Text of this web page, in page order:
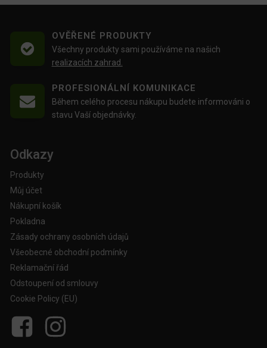
OVĚŘENÉ PRODUKTY
Všechny produkty sami používáme na našich
realizacích zahrad.
PROFESIONÁLNÍ KOMUNIKACE
Během celého procesu nákupu budete informováni o
stavu Vaší objednávky.
Odkazy
Produkty
Můj účet
Nákupní košík
Pokladna
Zásady ochrany osobních údajů
Všeobecné obchodní podmínky
Reklamační řád
Odstoupení od smlouvy
Cookie Policy (EU)